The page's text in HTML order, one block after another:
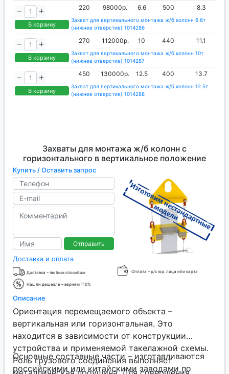
В корзину
220 98000р. 6.6 500 8.3
Захват для вертикального монтажа ж/б колонн 6.6т
(нижнее отверстие) 1014286
В корзину
270 112000р. 10 440 11.1
Захват для вертикального монтажа ж/б колонн 10т
(нижнее отверстие) 1014287
В корзину
450 130000р. 12.5 400 13.7
Захват для вертикального монтажа ж/б колонн 12.5т
(нижнее отверстие) 1014288
Захваты для монтажа ж/б колонн с
горизонтального в вертикальное положение
Купить / Оставить запрос
Отправить
Доставка и оплата
Доставка – любым способом Оплата – р/с юр. лица или карта
Нашли дешевле – вернем 110%
Описание
Ориентация перемещаемого объекта –
вертикальная или горизонтальная. Это
находится в зависимости от конструкции
устройства и применяемой такелажной схемы.
Роль грузового соединения выполняет
Основные составные части – изготавливаются
российскими или китайскими заводами по